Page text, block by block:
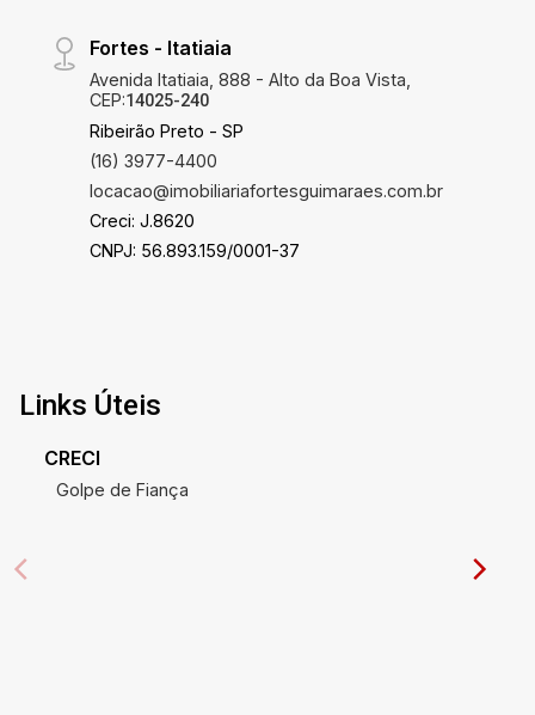
Fortes - Itatiaia
Avenida Itatiaia, 888 - Alto da Boa Vista,
CEP:14025-240
Ribeirão Preto - SP
(16) 3977-4400
locacao@imobiliariafortesguimaraes.com.br
Creci: J.8620
CNPJ: 56.893.159/0001-37
Links Úteis
CRECI
Golpe de Fiança